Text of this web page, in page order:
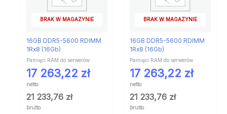
BRAK W MAGAZYNIE
16GB DDR5-5600 RDIMM
1Rx8 (16Gb)
Pamięci RAM do serwerów
17 263,22 zł
netto
21 233,76 zł
brutto
BRAK W MAGAZYNIE
16GB DDR5-5600 RDIMM
1Rx8 (16Gb)
Pamięci RAM do serwerów
17 263,22 zł
netto
21 233,76 zł
brutto